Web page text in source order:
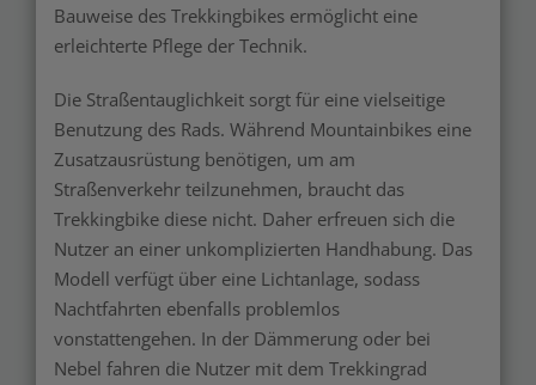
Bauweise des Trekkingbikes ermöglicht eine
erleichterte Pflege der Technik.
Die Straßentauglichkeit sorgt für eine vielseitige
Benutzung des Rads. Während Mountainbikes eine
Zusatzausrüstung benötigen, um am
Straßenverkehr teilzunehmen, braucht das
Trekkingbike diese nicht. Daher erfreuen sich die
Nutzer an einer unkomplizierten Handhabung. Das
Modell verfügt über eine Lichtanlage, sodass
Nachtfahrten ebenfalls problemlos
vonstattengehen. In der Dämmerung oder bei
Nebel fahren die Nutzer mit dem Trekkingrad